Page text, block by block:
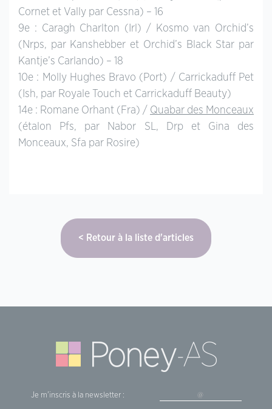
Cornet et Vally par Cessna) – 16
9e : Caragh Charlton (Irl) / Kosmo van Orchid’s
(Nrps, par Kanshebber et Orchid’s Black Star par
Kantje’s Carlando) – 18
10e : Molly Hughes Bravo (Port) / Carrickaduff Pet
(Ish, par Royale Touch et Carrickaduff Beauty)
14e : Romane Orhant (Fra) / Quabar des Monceaux
(étalon Pfs, par Nabor SL, Drp et Gina des
Monceaux, Sfa par Rosire)
Retour à la liste d'articles
Je m'inscris à la newsletter :